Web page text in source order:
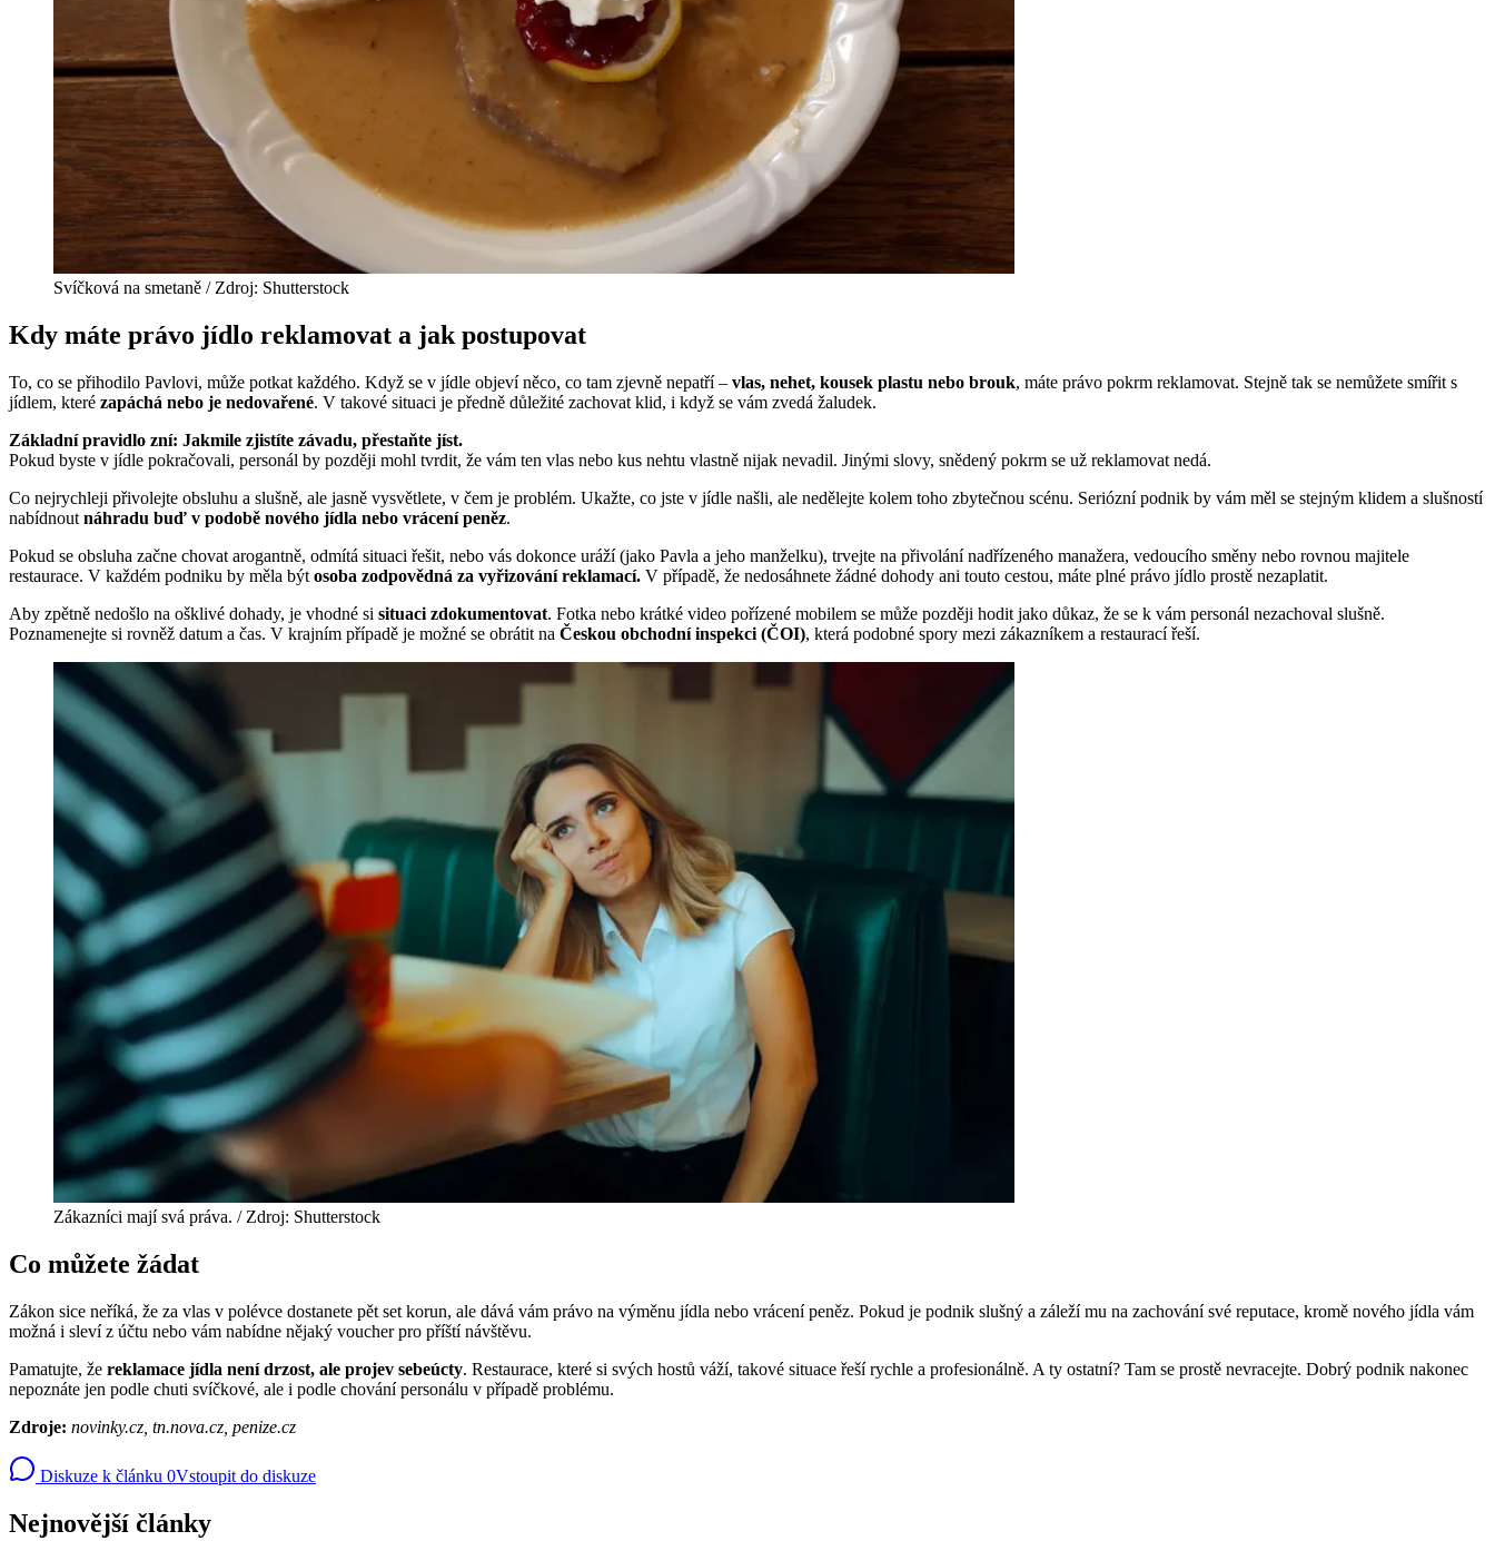
Svíčková na smetaně / Zdroj: Shutterstock
Kdy máte právo jídlo reklamovat a jak postupovat
To, co se přihodilo Pavlovi, může potkat každého. Když se v jídle objeví něco, co tam zjevně nepatří – vlas, nehet, kousek plastu nebo brouk, máte právo pokrm reklamovat. Stejně tak se nemůžete smířit s
jídlem, které zapáchá nebo je nedovařené. V takové situaci je předně důležité zachovat klid, i když se vám zvedá žaludek.
Základní pravidlo zní: Jakmile zjistíte závadu, přestaňte jíst.
Pokud byste v jídle pokračovali, personál by později mohl tvrdit, že vám ten vlas nebo kus nehtu vlastně nijak nevadil. Jinými slovy, snědený pokrm se už reklamovat nedá.
Co nejrychleji přivolejte obsluhu a slušně, ale jasně vysvětlete, v čem je problém. Ukažte, co jste v jídle našli, ale nedělejte kolem toho zbytečnou scénu. Seriózní podnik by vám měl se stejným klidem a slušností
nabídnout náhradu buď v podobě nového jídla nebo vrácení peněz.
Pokud se obsluha začne chovat arogantně, odmítá situaci řešit, nebo vás dokonce uráží (jako Pavla a jeho manželku), trvejte na přivolání nadřízeného manažera, vedoucího směny nebo rovnou majitele
restaurace. V každém podniku by měla být osoba zodpovědná za vyřizování reklamací. V případě, že nedosáhnete žádné dohody ani touto cestou, máte plné právo jídlo prostě nezaplatit.
Aby zpětně nedošlo na ošklivé dohady, je vhodné si situaci zdokumentovat. Fotka nebo krátké video pořízené mobilem se může později hodit jako důkaz, že se k vám personál nezachoval slušně.
Poznamenejte si rovněž datum a čas. V krajním případě je možné se obrátit na Českou obchodní inspekci (ČOI), která podobné spory mezi zákazníkem a restaurací řeší.
Zákazníci mají svá práva. / Zdroj: Shutterstock
Co můžete žádat
Zákon sice neříká, že za vlas v polévce dostanete pět set korun, ale dává vám právo na výměnu jídla nebo vrácení peněz. Pokud je podnik slušný a záleží mu na zachování své reputace, kromě nového jídla vám
možná i sleví z účtu nebo vám nabídne nějaký voucher pro příští návštěvu.
Pamatujte, že reklamace jídla není drzost, ale projev sebeúcty. Restaurace, které si svých hostů váží, takové situace řeší rychle a profesionálně. A ty ostatní? Tam se prostě nevracejte. Dobrý podnik nakonec
nepoznáte jen podle chuti svíčkové, ale i podle chování personálu v případě problému.
Zdroje: novinky.cz, tn.nova.cz, penize.cz
Diskuze k článku 0Vstoupit do diskuze
Nejnovější články